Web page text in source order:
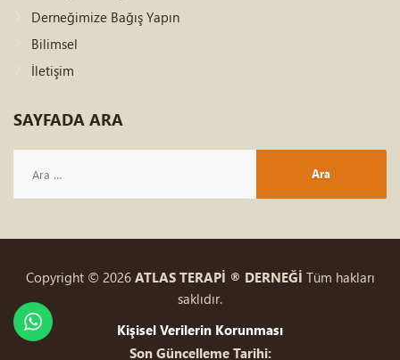
Derneğimize Bağış Yapın
Bilimsel
İletişim
SAYFADA ARA
Copyright © 2026 ATLAS TERAPİ ® DERNEĞİ Tüm hakları
saklıdır.
Kişisel Verilerin Korunması
Son Güncelleme Tarihi: